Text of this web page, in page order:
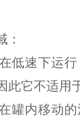
：
低速下运
此它不适用
罐内移动